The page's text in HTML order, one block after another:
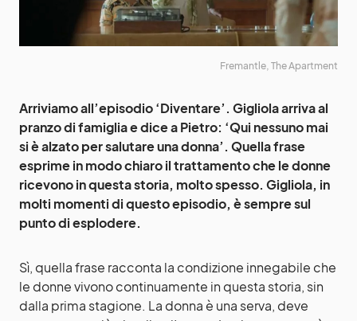
Fremantle, The Apartment
Arriviamo all’episodio ‘Diventare’. Gigliola arriva al
pranzo di famiglia e dice a Pietro: ‘Qui nessuno mai
si è alzato per salutare una donna’. Quella frase
esprime in modo chiaro il trattamento che le donne
ricevono in questa storia, molto spesso. Gigliola, in
molti momenti di questo episodio, è sempre sul
punto di esplodere.
Sì, quella frase racconta la condizione innegabile che
le donne vivono continuamente in questa storia, sin
dalla prima stagione. La donna è una serva, deve